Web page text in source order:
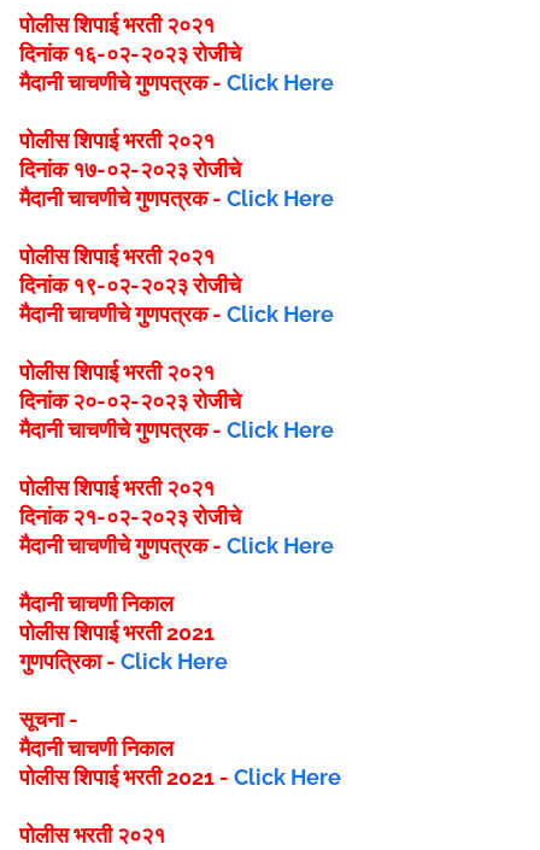
पोलीस शिपाई भरती २०२१
दिनांक १६-०२-२०२३ रोजीचे
मैदानी चाचणीचे गुणपत्रक - Click Here
पोलीस शिपाई भरती २०२१
दिनांक १७-०२-२०२३ रोजीचे
मैदानी चाचणीचे गुणपत्रक - Click Here
पोलीस शिपाई भरती २०२१
दिनांक १९-०२-२०२३ रोजीचे
मैदानी चाचणीचे गुणपत्रक - Click Here
पोलीस शिपाई भरती २०२१
दिनांक २०-०२-२०२३ रोजीचे
मैदानी चाचणीचे गुणपत्रक - Click Here
पोलीस शिपाई भरती २०२१
दिनांक २१-०२-२०२३ रोजीचे
मैदानी चाचणीचे गुणपत्रक - Click Here
मैदानी चाचणी निकाल
पोलीस शिपाई भरती 2021
गुणपत्रिका - Click Here
सूचना -
मैदानी चाचणी निकाल
पोलीस शिपाई भरती 2021 - Click Here
पोलीस भरती २०२१